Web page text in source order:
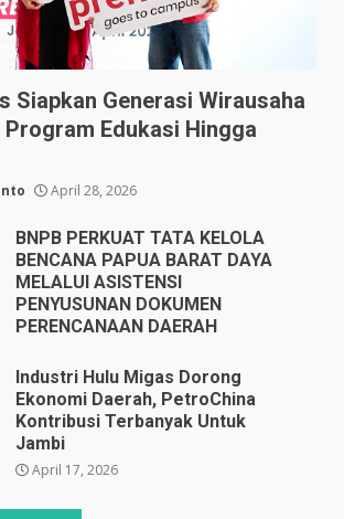
Siapkan Generasi Wirausaha
Edukasi Hingga
April 28, 2026
BNPB PERKUAT TATA KELOLA
BENCANA PAPUA BARAT DAYA
MELALUI ASISTENSI
PENYUSUNAN DOKUMEN
PERENCANAAN DAERAH
Industri Hulu Migas Dorong
Ekonomi Daerah, PetroChina
Kontribusi Terbanyak Untuk
Jambi
April 17, 2026